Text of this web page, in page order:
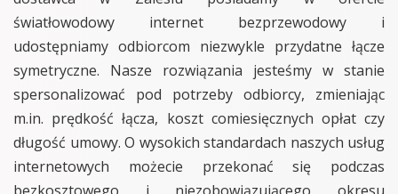
światłowodowy internet bezprzewodowy i
udostępniamy odbiorcom niezwykle przydatne łącze
symetryczne. Nasze rozwiązania jesteśmy w stanie
spersonalizować pod potrzeby odbiorcy, zmieniając
m.in. prędkość łącza, koszt comiesięcznych opłat czy
długość umowy. O wysokich standardach naszych usług
internetowych możecie przekonać się podczas